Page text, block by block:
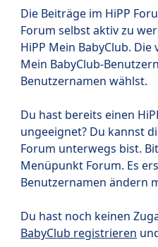
Die Beiträge im HiPP
Forum selbst aktiv zu
HiPP Mein BabyClub.
Mein BabyClub-
Benutzernamen wählst.
Du hast bereits einen
ungeeignet? Du kannst
Forum unterwegs bist.
Menüpunkt Forum. Es
Benutzernamen ändern
Du hast noch keinen
BabyClub registrieren